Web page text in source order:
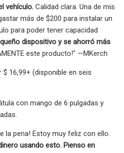
vehículo. Calidad clara. Una de mis
más de $200 para instalar un
para poder tener capacidad
dispositivo y se ahorró más
este producto!" —MKerch
16,99+ (disponible en seis
con mango de 6 pulgadas y
la pena! Estoy muy feliz con ello.
usando esto. Pienso en